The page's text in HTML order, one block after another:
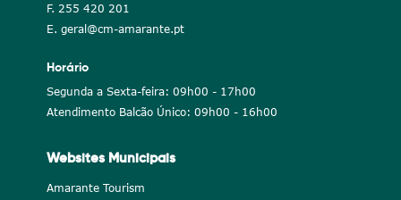
F. 255 420 201
E. geral@cm-amarante.pt
Horário
Segunda a Sexta-feira: 09h00 - 17h00
Atendimento Balcão Único: 09h00 - 16h00
Websites Municipais
Amarante Tourism